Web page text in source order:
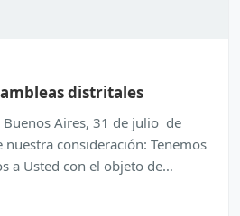
distritales
Aires, 31 de julio de
nuestra consideración: Tenemos
a Usted con el objeto de